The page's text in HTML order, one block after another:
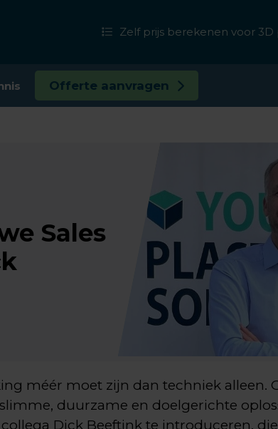
Zelf prijs berekenen voor 3D
Offerte aanvragen
Sales
méér moet zijn dan techniek alleen.
duurzame en doelgerichte
Dick Beeftink te introduceren,